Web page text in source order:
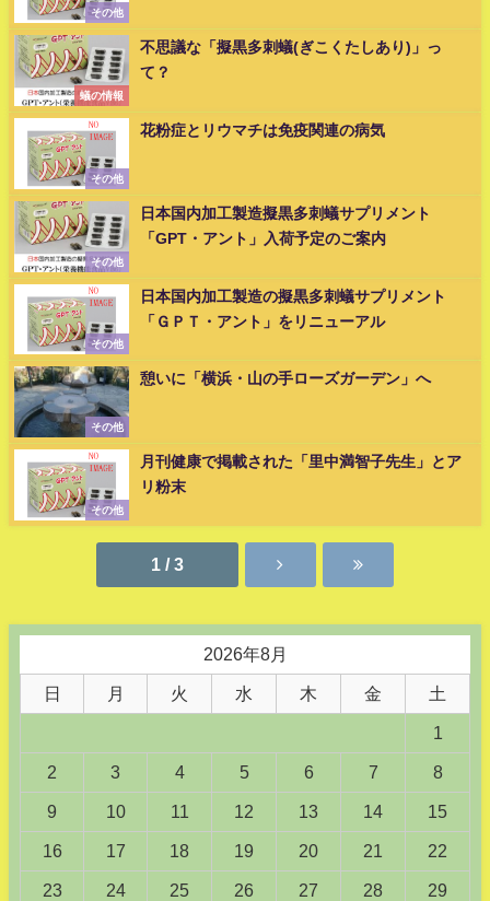
その他
蟻の情報
不思議な「擬黒多刺蟻(ぎこくたしあり)」っ
て？
その他
花粉症とリウマチは免疫関連の病気
その他
日本国内加工製造擬黒多刺蟻サプリメント
「GPT・アント」入荷予定のご案内
その他
日本国内加工製造の擬黒多刺蟻サプリメント
「ＧＰＴ・アント」をリニューアル
その他
憩いに「横浜・山の手ローズガーデン」へ
その他
月刊健康で掲載された「里中満智子先生」とア
リ粉末
1 / 3
2026年8月
日 月 火 水 木 金 土
1
2 3 4 5 6 7 8
9 10 11 12 13 14 15
16 17 18 19 20 21 22
23 24 25 26 27 28 29